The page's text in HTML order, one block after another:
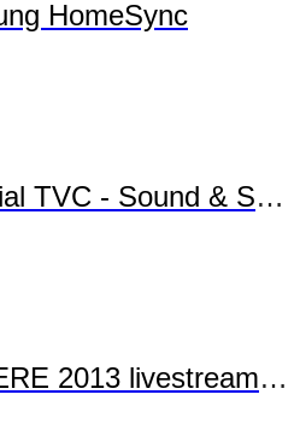
HomeSync
TVC - Sound & Shot
livestream (full length)